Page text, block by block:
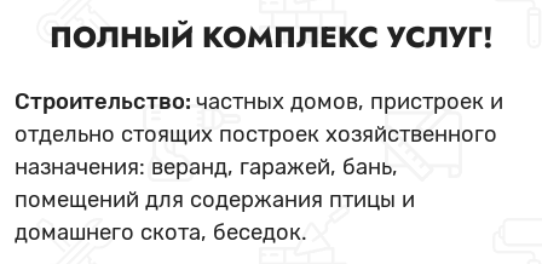
ПОЛНЫЙ КОМПЛЕКС УСЛУГ!
Строительство: частных домов, пристроек и
отдельно стоящих построек хозяйственного
назначения: веранд, гаражей, бань,
помещений для содержания птицы и
домашнего скота, беседок.